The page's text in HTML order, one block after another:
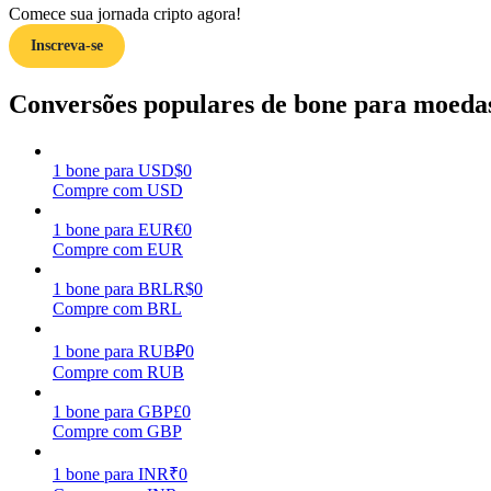
Guia
Estratégias de negociação
Aprenda como se manter lucrativo
Comece sua jornada cripto agora!
Inscreva-se
Conversões populares de bone para
1 bone para USD$0
Compre com USD
1 bone para EUR€0
Compre com EUR
1 bone para BRLR$0
Compre com BRL
1 bone para RUB₽0
Compre com RUB
1 bone para GBP£0
Compre com GBP
1 bone para INR₹0